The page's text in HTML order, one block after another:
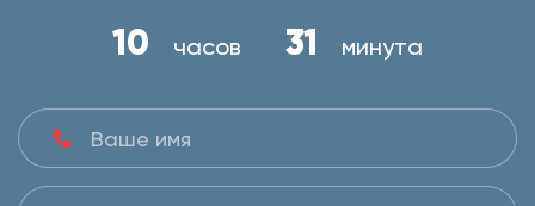
10 часов 31 минута